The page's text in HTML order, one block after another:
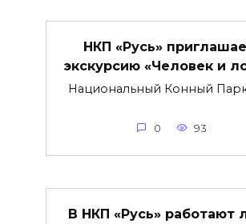
НКП «Русь»
экскурсию «Человек и
Национальный Конный Парк
0 93
В НКП «Русь» работают